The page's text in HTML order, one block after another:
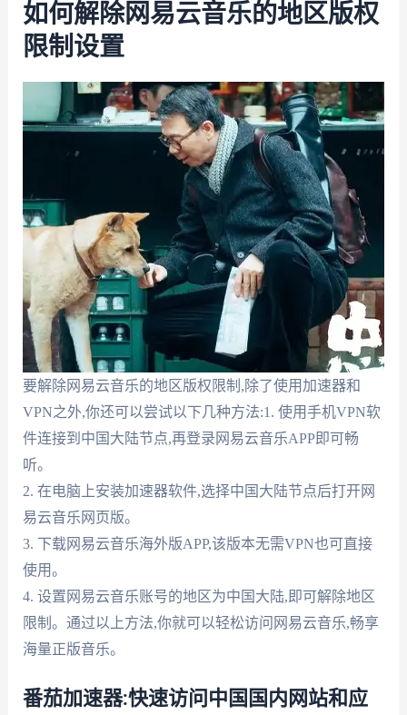
如何解除网易云音乐的地区版权
限制设置
要解除网易云音乐的地区版权限制,除了使用加速器和
VPN之外,你还可以尝试以下几种方法:1. 使用手机VPN软
件连接到中国大陆节点,再登录网易云音乐APP即可畅
听。
2. 在电脑上安装加速器软件,选择中国大陆节点后打开网
易云音乐网页版。
3. 下载网易云音乐海外版APP,该版本无需VPN也可直接
使用。
4. 设置网易云音乐账号的地区为中国大陆,即可解除地区
限制。通过以上方法,你就可以轻松访问网易云音乐,畅享
海量正版音乐。
番茄加速器:快速访问中国国内网站和应